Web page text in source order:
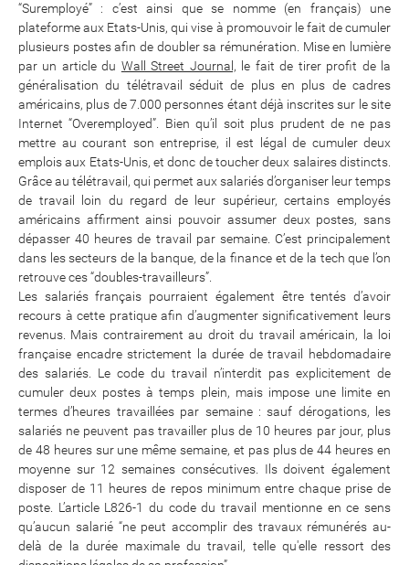
“Suremployé” : c’est ainsi que se nomme (en français) une
plateforme aux Etats-Unis, qui vise à promouvoir le fait de cumuler
plusieurs postes afin de doubler sa rémunération. Mise en lumière
par un article du Wall Street Journal, le fait de tirer profit de la
généralisation du télétravail séduit de plus en plus de cadres
américains, plus de 7.000 personnes étant déjà inscrites sur le site
Internet “Overemployed”. Bien qu’il soit plus prudent de ne pas
mettre au courant son entreprise, il est légal de cumuler deux
emplois aux Etats-Unis, et donc de toucher deux salaires distincts.
Grâce au télétravail, qui permet aux salariés d’organiser leur temps
de travail loin du regard de leur supérieur, certains employés
américains affirment ainsi pouvoir assumer deux postes, sans
dépasser 40 heures de travail par semaine. C’est principalement
dans les secteurs de la banque, de la finance et de la tech que l’on
retrouve ces “doubles-travailleurs”.
Les salariés français pourraient également être tentés d’avoir
recours à cette pratique afin d’augmenter significativement leurs
revenus. Mais contrairement au droit du travail américain, la loi
française encadre strictement la durée de travail hebdomadaire
des salariés. Le code du travail n’interdit pas explicitement de
cumuler deux postes à temps plein, mais impose une limite en
termes d’heures travaillées par semaine : sauf dérogations, les
salariés ne peuvent pas travailler plus de 10 heures par jour, plus
de 48 heures sur une même semaine, et pas plus de 44 heures en
moyenne sur 12 semaines consécutives. Ils doivent également
disposer de 11 heures de repos minimum entre chaque prise de
poste. L’article L826-1 du code du travail mentionne en ce sens
qu’aucun salarié “ne peut accomplir des travaux rémunérés au-
delà de la durée maximale du travail, telle qu'elle ressort des